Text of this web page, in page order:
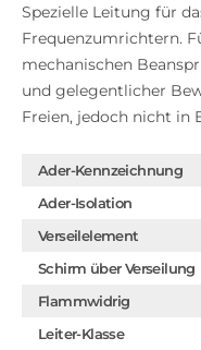
Spezielle Leitung für
Frequenzumrichtern.
mechanischen
und gelegentlicher
Freien, jedoch nicht in
Ader-Kennzeichnung
Ader-Isolation
Verseilelement
Schirm über Verseilung
Flammwidrig
Leiter-Klasse